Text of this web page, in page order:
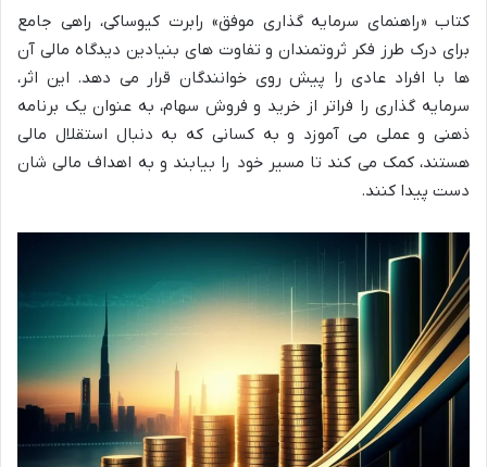
کتاب «راهنمای سرمایه گذاری موفق» رابرت کیوساکی، راهی جامع
برای درک طرز فکر ثروتمندان و تفاوت های بنیادین دیدگاه مالی آن
ها با افراد عادی را پیش روی خوانندگان قرار می دهد. این اثر،
سرمایه گذاری را فراتر از خرید و فروش سهام، به عنوان یک برنامه
ذهنی و عملی می آموزد و به کسانی که به دنبال استقلال مالی
هستند، کمک می کند تا مسیر خود را بیابند و به اهداف مالی شان
دست پیدا کنند.